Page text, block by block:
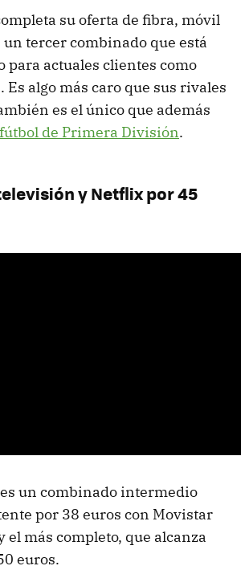
su oferta de fibra, móvil
tercer combinado que está
para actuales clientes como
Es algo más caro que sus rivales
es el único que además
de Primera División.
y Netflix por 45
un combinado intermedio
por 38 euros con Movistar
el más completo, que alcanza
euros.